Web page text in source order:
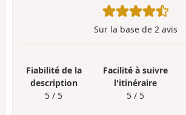
Sur la base de 2 avis
Fiabilité de la
description
5 / 5
Facilité à suivre
l'itinéraire
5 / 5